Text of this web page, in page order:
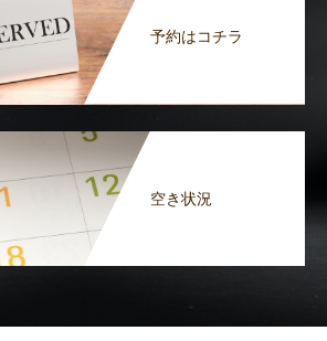
予約はコチラ
空き状況